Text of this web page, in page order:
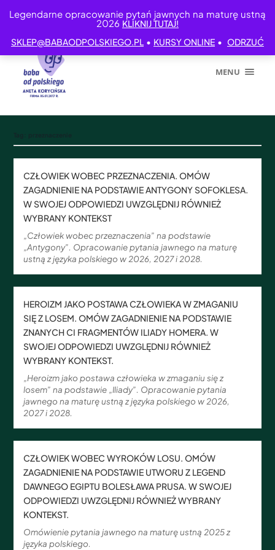
Legendarne opracowanie pytań jawnych na maturę ustną
2026 KLIKNIJ TUTAJ!
SKLEP@BABAODPOLSKIEGO.PL • KURSY ONLINE • ODRZUĆ
MENU
CZŁOWIEK WOBEC PRZEZNACZENIA. OMÓW
ZAGADNIENIE NA PODSTAWIE ANTYGONY SOFOKLESA.
W SWOJEJ ODPOWIEDZI UWZGLĘDNIJ RÓWNIEŻ
WYBRANY KONTEKST
„Człowiek wobec przeznaczenia” na podstawie
„Antygony”. Opracowanie pytania jawnego na maturę
ustną z języka polskiego w 2026, 2027 i 2028.
HEROIZM JAKO POSTAWA CZŁOWIEKA W ZMAGANIU
SIĘ Z LOSEM. OMÓW ZAGADNIENIE NA PODSTAWIE
ZNANYCH CI FRAGMENTÓW ILIADY HOMERA. W
SWOJEJ ODPOWIEDZI UWZGLĘDNIJ RÓWNIEŻ
WYBRANY KONTEKST.
„Heroizm jako postawa człowieka w zmaganiu się z
losem” na podstawie „Iliady”. Opracowanie pytania
jawnego na maturę ustną z języka polskiego w 2026,
2027 i 2028.
CZŁOWIEK WOBEC WYROKÓW LOSU. OMÓW
ZAGADNIENIE NA PODSTAWIE UTWORU Z LEGEND
DAWNEGO EGIPTU BOLESŁAWA PRUSA. W SWOJEJ
ODPOWIEDZI UWZGLĘDNIJ RÓWNIEŻ WYBRANY
KONTEKST.
Omówienie pytania jawnego na maturę ustną 2025 z
języka polskiego.